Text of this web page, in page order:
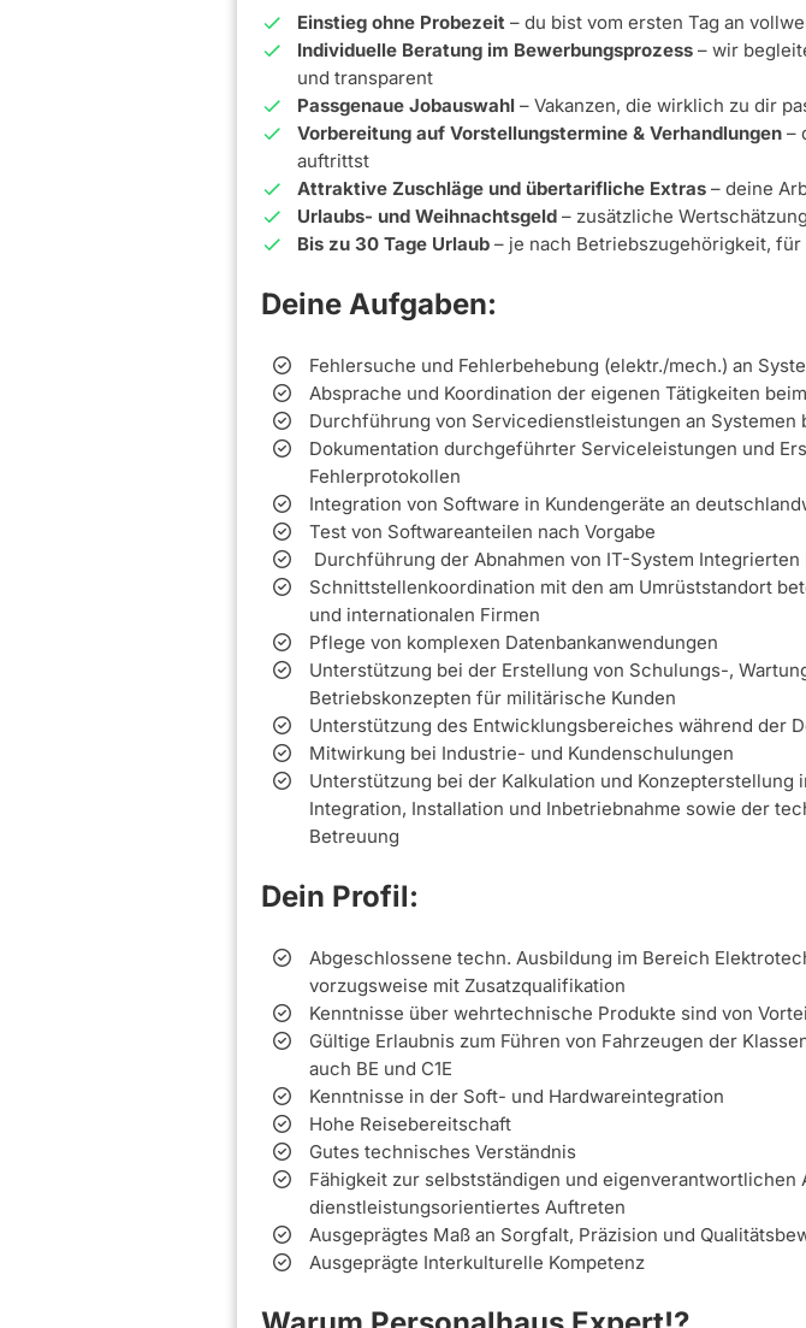
Einstieg ohne Probezeit – du bist vom ersten Tag an
Individuelle Beratung im Bewerbungsprozess – wir
und transparent
Passgenaue Jobauswahl – Vakanzen, die wirklich zu dir
Vorbereitung auf Vorstellungstermine & Verhandlungen –
auftrittst
Attraktive Zuschläge und übertarifliche Extras – deine
Urlaubs- und Weihnachtsgeld – zusätzliche
Bis zu 30 Tage Urlaub – je nach Betriebszugehörigkeit, für
Deine Aufgaben:
Fehlersuche und Fehlerbehebung (elektr./mech.) an
Absprache und Koordination der eigenen Tätigkeiten
Durchführung von Servicedienstleistungen an Systemen
Dokumentation durchgeführter Serviceleistungen und
Fehlerprotokollen
Integration von Software in Kundengeräte an
Test von Softwareanteilen nach Vorgabe
Durchführung der Abnahmen von IT-System Integrierten
Schnittstellenkoordination mit den am Umrüststandort
und internationalen Firmen
Pflege von komplexen Datenbankanwendungen
Unterstützung bei der Erstellung von Schulungs-,
Betriebskonzepten für militärische Kunden
Unterstützung des Entwicklungsbereiches während der
Mitwirkung bei Industrie- und Kundenschulungen
Unterstützung bei der Kalkulation und Konzepterstellung
Integration, Installation und Inbetriebnahme sowie der
Betreuung
Dein Profil:
Abgeschlossene techn. Ausbildung im Bereich
vorzugsweise mit Zusatzqualifikation
Kenntnisse über wehrtechnische Produkte sind von
Gültige Erlaubnis zum Führen von Fahrzeugen der
auch BE und C1E
Kenntnisse in der Soft- und Hardwareintegration
Hohe Reisebereitschaft
Gutes technisches Verständnis
Fähigkeit zur selbstständigen und eigenverantwortlichen
dienstleistungsorientiertes Auftreten
Ausgeprägtes Maß an Sorgfalt, Präzision und
Ausgeprägte Interkulturelle Kompetenz